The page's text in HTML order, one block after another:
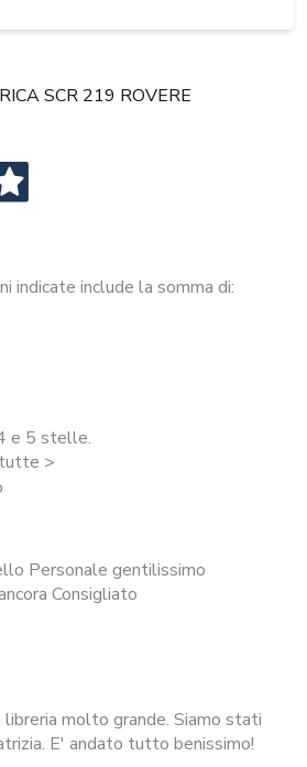
SCR 219 ROVERE
indicate include la somma di:
e 5 stelle.
>
Personale gentilissimo
Consigliato
molto grande. Siamo stati
E' andato tutto benissimo!